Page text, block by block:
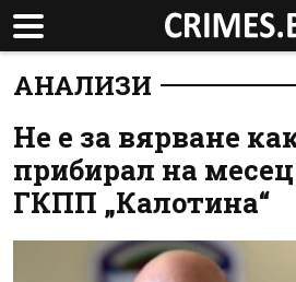
АНАЛИЗИ
Не е за вярване
прибирал на
ГКПП „Калотина“